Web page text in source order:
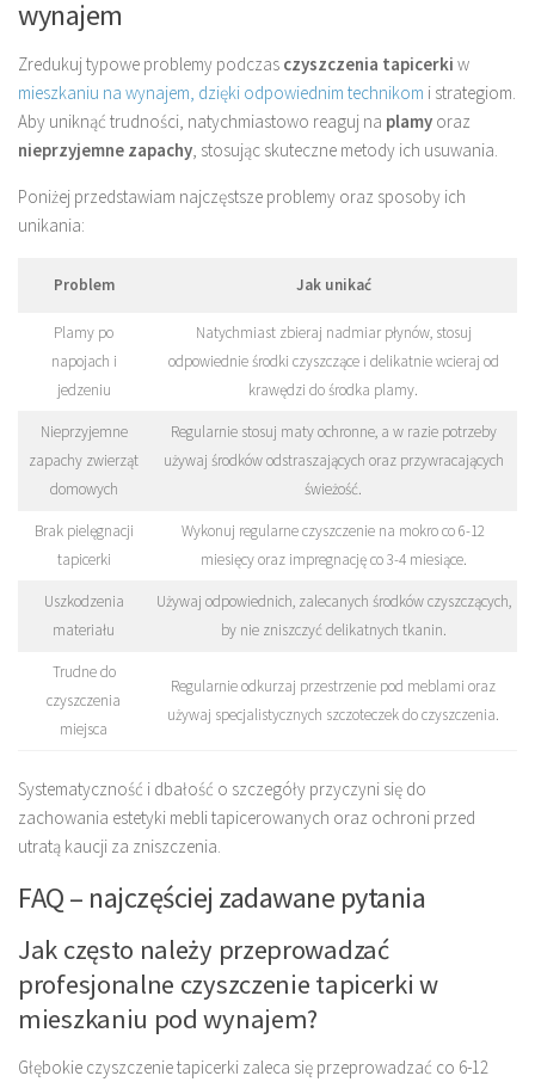
wynajem
Zredukuj typowe problemy podczas czyszczenia tapicerki w
mieszkaniu na wynajem, dzięki odpowiednim technikom i strategiom.
Aby uniknąć trudności, natychmiastowo reaguj na plamy oraz
nieprzyjemne zapachy, stosując skuteczne metody ich usuwania.
Poniżej przedstawiam najczęstsze problemy oraz sposoby ich
unikania:
Problem Jak unikać
Plamy po
napojach i
jedzeniu
Natychmiast zbieraj nadmiar płynów, stosuj
odpowiednie środki czyszczące i delikatnie wcieraj od
krawędzi do środka plamy.
Nieprzyjemne
zapachy zwierząt
domowych
Regularnie stosuj maty ochronne, a w razie potrzeby
używaj środków odstraszających oraz przywracających
świeżość.
Brak pielęgnacji
tapicerki
Wykonuj regularne czyszczenie na mokro co 6-12
miesięcy oraz impregnację co 3-4 miesiące.
Uszkodzenia
materiału
Używaj odpowiednich, zalecanych środków czyszczących,
by nie zniszczyć delikatnych tkanin.
Trudne do
czyszczenia
miejsca
Regularnie odkurzaj przestrzenie pod meblami oraz
używaj specjalistycznych szczoteczek do czyszczenia.
Systematyczność i dbałość o szczegóły przyczyni się do
zachowania estetyki mebli tapicerowanych oraz ochroni przed
utratą kaucji za zniszczenia.
FAQ – najczęściej zadawane pytania
Jak często należy przeprowadzać
profesjonalne czyszczenie tapicerki w
mieszkaniu pod wynajem?
Głębokie czyszczenie tapicerki zaleca się przeprowadzać co 6-12